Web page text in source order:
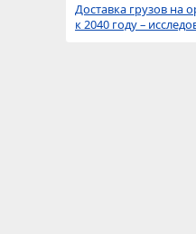
Доставка грузов на
к 2040 году –